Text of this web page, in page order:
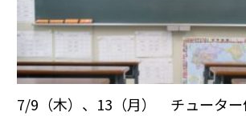
7/9（木）、13（月） チューター